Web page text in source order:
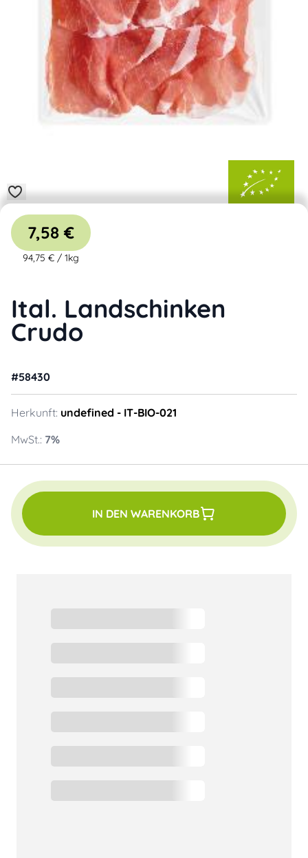
Ital. Landschinken
Crudo
#58430
Herkunft: undefined - IT-BIO-021
MwSt.: 7%
7,58 €
94,75 € / 1kg
IN DEN WARENKORB